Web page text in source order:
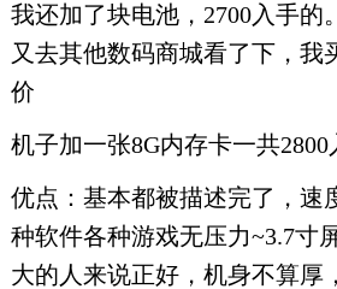
我还加了块电池，2700入手的
又去其他数码商城看了下，我
价
机子加一张8G内存卡一共2800
优点：基本都被描述完了，速
种软件各种游戏无压力~3.7寸
大的人来说正好，机身不算厚